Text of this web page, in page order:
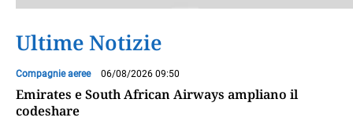
Ultime Notizie
Compagnie aeree 06/08/2026 09:50
Emirates e South African Airways ampliano il
codeshare